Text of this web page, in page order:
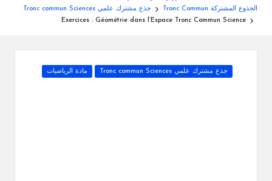
ع
الجذوع المشتركة Tronc Commun
جذع مشترك علمي Tronc commun Sciences
Exercices : Géométrie dans l’Espace Tronc Commun Science
Posted
جذع مشترك علمي Tronc commun Sciences مادة الرياضيات